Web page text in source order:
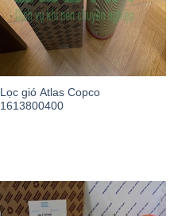
Lọc gió Atlas Copco
1613800400